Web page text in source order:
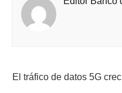
El tráfico de datos 5G